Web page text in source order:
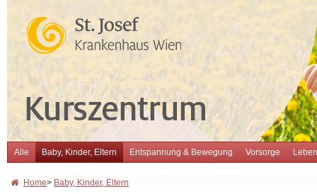
Alle Baby, Kinder, Eltern Entspannung & Bewegung Vorsorge
Home> Baby, Kinder, Eltern